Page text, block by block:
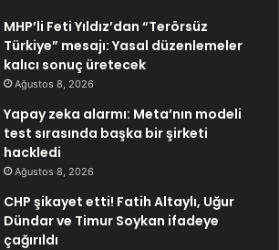
MHP’li Feti Yıldız’dan “Terörsüz
Türkiye” mesajı: Yasal düzenlemeler
kalıcı sonuç üretecek
Ağustos 8, 2026
Yapay zeka alarmı: Meta’nın modeli
test sırasında başka bir şirketi
hackledi
Ağustos 8, 2026
CHP şikayet etti! Fatih Altaylı, Uğur
Dündar ve Timur Soykan ifadeye
çağırıldı